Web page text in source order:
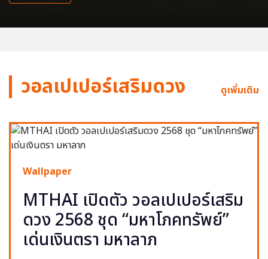
วอลเปเปอร์เสริมดวง ดูเพิ่มเติม
Wallpaper
MTHAI เปิดตัว วอลเปเปอร์เสริม
ดวง 2568 ชุด “มหาโภคทรัพย์”
เด่นเงินตรา มหาลาภ